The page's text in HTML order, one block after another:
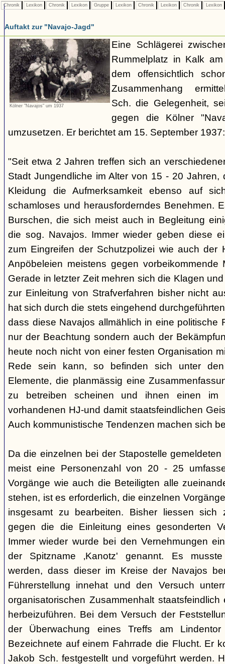
Chronik Lexikon Chronik Lexikon Gruppe Lexikon Chronik Lexikon Chronik Lexikon
Auftakt zur "Navajo-Jagd"
Kölner "Navajos" um 1937
Eine Schlägerei
Rummelplatz in Kalk
dem offensichtlich
Zusammenhang
Sch. die Gelegenheit,
gegen die Kölner
umzusetzen. Er berichtet am 15. September 1937:
"Seit etwa 2 Jahren treffen sich an
Stadt Jungendliche im Alter von 15 - 20 Jahren,
Kleidung die Aufmerksamkeit ebenso auf
schamloses und herausforderndes Benehmen.
Burschen, die sich meist auch in Begleitung
die sog. Navajos. Immer wieder geben diese
zum Eingreifen der Schutzpolizei wie auch der
Anpöbeleien meistens gegen vorbeikommende
Gerade in letzter Zeit mehren sich die Klagen
zur Einleitung von Strafverfahren bisher nicht
hat sich durch die stets eingehend
dass diese Navajos allmählich in eine politische
nur der Beachtung sondern auch der
heute noch nicht von einer festen Organisation
Rede sein kann, so befinden sich unter
Elemente, die planmässig eine
zu betreiben scheinen und ihnen einen im
vorhandenen HJ-und damit staatsfeindlichen
Auch kommunistische Tendenzen machen sich
Da die einzelnen bei der Stapostelle
meist eine Personenzahl von 20 - 25
Vorgänge wie auch die Beteiligten alle
stehen, ist es erforderlich, die einzelnen
insgesamt zu bearbeiten. Bisher liessen sich
gegen die die Einleitung eines gesonderten
Immer wieder wurde bei den Vernehmungen
der Spitzname ‚Kanotz' genannt. Es
werden, dass dieser im Kreise der Navajos
Führerstellung innehat und den Versuch
organisatorischen Zusammenhalt staatsfeindlich
herbeizuführen. Bei dem Versuch der
der Überwachung eines Treffs am
Bezeichnete auf einem Fahrrade die Flucht. Er
Jakob Sch. festgestellt und vorgeführt werden.